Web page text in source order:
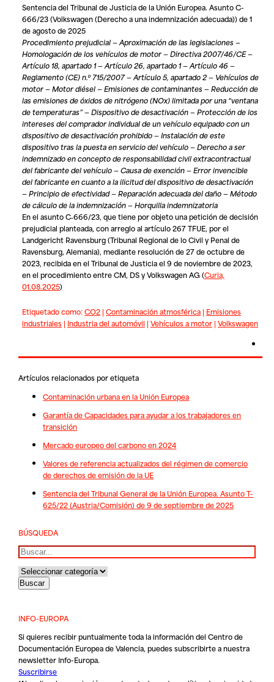
Sentencia del Tribunal de Justicia de la Unión Europea. Asunto C-
666/23 (Volkswagen (Derecho a una indemnización adecuada)) de 1
de agosto de 2025
Procedimiento prejudicial — Aproximación de las legislaciones —
Homologación de los vehículos de motor — Directiva 2007/46/CE —
Artículo 18, apartado 1 — Artículo 26, apartado 1 — Artículo 46 —
Reglamento (CE) n.º 715/2007 — Artículo 5, apartado 2 — Vehículos de
motor — Motor diésel — Emisiones de contaminantes — Reducción de
las emisiones de óxidos de nitrógeno (NOx) limitada por una “ventana
de temperaturas” — Dispositivo de desactivación — Protección de los
intereses del comprador individual de un vehículo equipado con un
dispositivo de desactivación prohibido — Instalación de este
dispositivo tras la puesta en servicio del vehículo — Derecho a ser
indemnizado en concepto de responsabilidad civil extracontractual
del fabricante del vehículo — Causa de exención — Error invencible
del fabricante en cuanto a la ilicitud del dispositivo de desactivación
— Principio de efectividad — Reparación adecuada del daño — Método
de cálculo de la indemnización — Horquilla indemnizatoria
En el asunto C‑666/23, que tiene por objeto una petición de decisión
prejudicial planteada, con arreglo al artículo 267 TFUE, por el
Landgericht Ravensburg (Tribunal Regional de lo Civil y Penal de
Ravensburg, Alemania), mediante resolución de 27 de octubre de
2023, recibida en el Tribunal de Justicia el 9 de noviembre de 2023,
en el procedimiento entreCM, DSyVolkswagen AG (Curia,
01.08.2025)
Etiquetado como:CO2| Contaminación atmosférica| Emisiones
industriales| Industria del automóvil | Vehículos a motor| Volkswagen
Artículos relacionados por etiqueta
Contaminación urbana en la Unión Europea
Garantía de Capacidades para ayudar a los trabajadores en
transición
Mercado europeo del carbono en 2024
Valores de referencia actualizados del régimen de comercio
de derechos de emisión de la UE
Sentencia del Tribunal General de la Unión Europea. Asunto T-
625/22 (Austria/Comisión) de 9 de septiembre de 2025
BÚSQUEDA
Buscar
INFO-EUROPA
Si quieres recibir puntualmente toda la información del Centro de
Documentación Europea de Valencia, puedes subscribirte a nuestra
newsletter Info-Europa.
Suscribirse